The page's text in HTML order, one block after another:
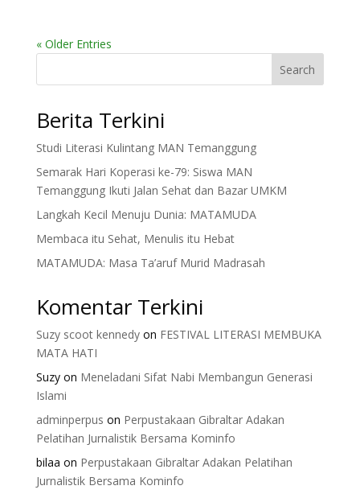
« Older Entries
Search
Berita Terkini
Studi Literasi Kulintang MAN Temanggung
Semarak Hari Koperasi ke-79: Siswa MAN
Temanggung Ikuti Jalan Sehat dan Bazar UMKM
Langkah Kecil Menuju Dunia: MATAMUDA
Membaca itu Sehat, Menulis itu Hebat
MATAMUDA: Masa Ta’aruf Murid Madrasah
Komentar Terkini
Suzy scoot kennedyon FESTIVAL LITERASI MEMBUKA
MATA HATI
Suzyon Meneladani Sifat Nabi Membangun Generasi
Islami
adminperpus on Perpustakaan Gibraltar Adakan
Pelatihan Jurnalistik Bersama Kominfo
bilaa on Perpustakaan Gibraltar Adakan Pelatihan
Jurnalistik Bersama Kominfo